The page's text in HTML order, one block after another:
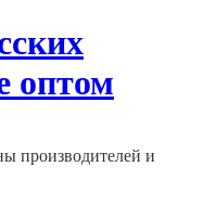
оптом
производителей и